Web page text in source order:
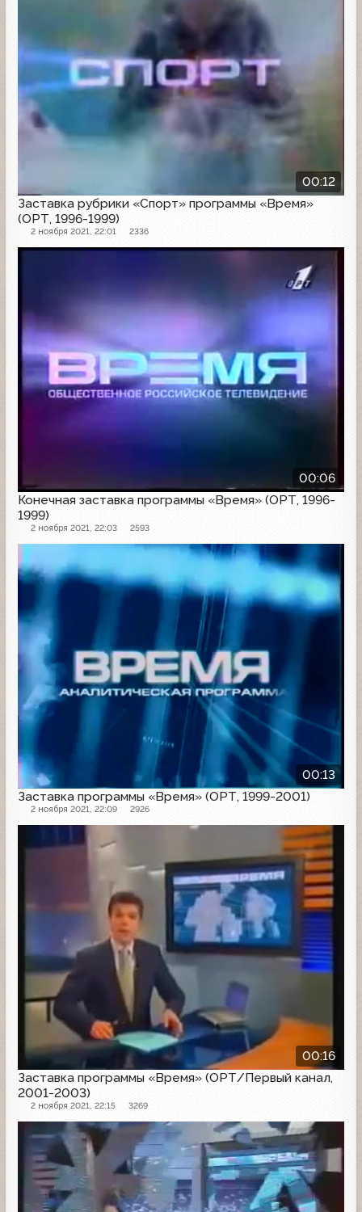
00:12
Заставка рубрики «Спорт» программы «Время»
(ОРТ, 1996-1999)
2 ноября 2021, 22:01 2336
00:06
Конечная заставка программы «Время» (ОРТ, 1996-
1999)
2 ноября 2021, 22:03 2593
00:13
Заставка программы «Время» (ОРТ, 1999-2001)
2 ноября 2021, 22:09 2926
00:16
Заставка программы «Время» (ОРТ/Первый канал,
2001-2003)
2 ноября 2021, 22:15 3269
Заставка программы